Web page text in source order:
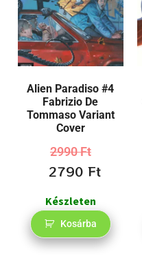
Alien Paradiso #4
Fabrizio De
Tommaso Variant
Cover
2990Ft
2790Ft
Készleten
Kosárba